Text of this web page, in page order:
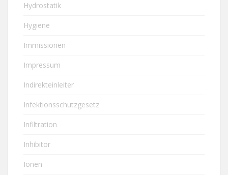
Hydrostatik
Hygiene
Immissionen
Impressum
Indirekteinleiter
Infektionsschutzgesetz
Infiltration
Inhibitor
Ionen